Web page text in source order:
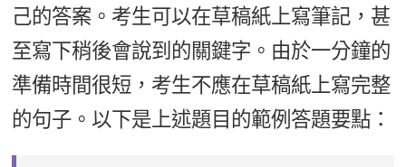
己的答案。考生可以在草稿紙上寫筆記，甚
至寫下稍後會說到的關鍵字。由於一分鐘的
準備時間很短，考生不應在草稿紙上寫完整
的句子。以下是上述題目的範例答題要點：